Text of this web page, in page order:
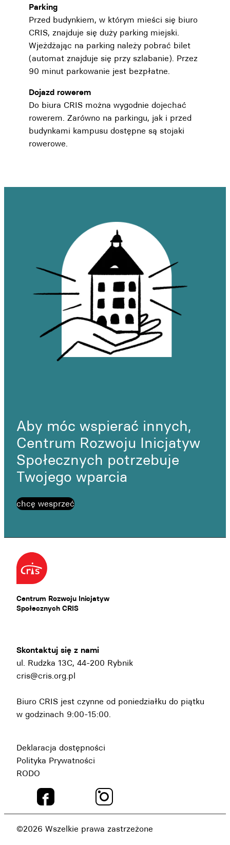
Parking
Przed budynkiem, w którym mieści się biuro
CRIS, znajduje się duży parking miejski.
Wjeżdżając na parking należy pobrać bilet
(automat znajduje się przy szlabanie). Przez
90 minut parkowanie jest bezpłatne.
Dojazd rowerem
Do biura CRIS można wygodnie dojechać
rowerem. Zarówno na parkingu, jak i przed
budynkami kampusu dostępne są stojaki
rowerowe.
Aby móc wspierać innych,
Centrum Rozwoju Inicjatyw
Społecznych potrzebuje
Twojego wparcia
chcę wesprzeć
Centrum Rozwoju Inicjatyw
Społecznych CRIS
Skontaktuj się z nami
ul. Rudzka 13C, 44-200 Rybnik
cris@cris.org.pl
Biuro CRIS jest czynne od poniedziałku do piątku
w godzinach 9:00-15:00.
Deklaracja dostępności
Polityka Prywatności
RODO
©2026 Wszelkie prawa zastrzeżone